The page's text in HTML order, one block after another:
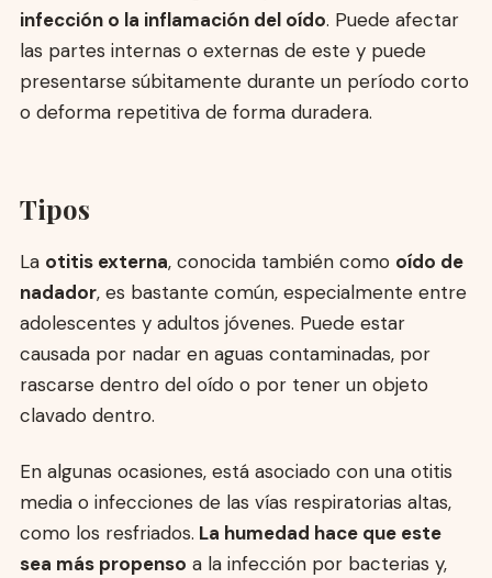
infección o la inflamación del oído. Puede afectar
las partes internas o externas de este y puede
presentarse súbitamente durante un período corto
o deforma repetitiva de forma duradera.
Tipos
La otitis externa, conocida también como oído de
nadador, es bastante común, especialmente entre
adolescentes y adultos jóvenes. Puede estar
causada por nadar en aguas contaminadas, por
rascarse dentro del oído o por tener un objeto
clavado dentro.
En algunas ocasiones, está asociado con una otitis
media o infecciones de las vías respiratorias altas,
como los resfriados. La humedad hace que este
sea más propenso a la infección por bacterias y,